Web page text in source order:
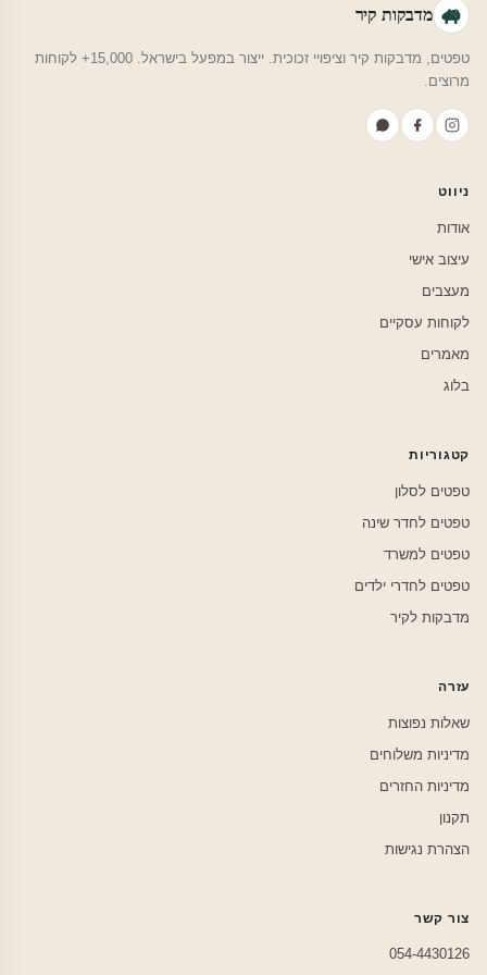
מדבקות קיר
טפטים, מדבקות קיר וציפויי זכוכית. ייצור במפעל בישראל. 15,000+ לקוחות
מרוצים.
ניווט
אודות
עיצוב אישי
מעצבים
לקוחות עסקיים
מאמרים
בלוג
קטגוריות
טפטים לסלון
טפטים לחדר שינה
טפטים למשרד
טפטים לחדרי ילדים
מדבקות לקיר
עזרה
שאלות נפוצות
מדיניות משלוחים
מדיניות החזרים
תקנון
הצהרת נגישות
צור קשר
054-4430126